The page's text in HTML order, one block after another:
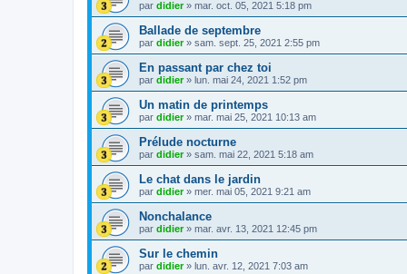
par didier» mar. oct. 05, 2021 5:18 pm
Ballade de septembre
par didier» sam. sept. 25, 2021 2:55 pm
En passant par chez toi
par didier» lun. mai 24, 2021 1:52 pm
Un matin de printemps
par didier» mar. mai 25, 2021 10:13 am
Prélude nocturne
par didier» sam. mai 22, 2021 5:18 am
Le chat dans le jardin
par didier» mer. mai 05, 2021 9:21 am
Nonchalance
par didier» mar. avr. 13, 2021 12:45 pm
Sur le chemin
par didier» lun. avr. 12, 2021 7:03 am